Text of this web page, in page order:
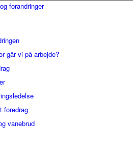
går vi på arbejde?
foredrag
vanebrud